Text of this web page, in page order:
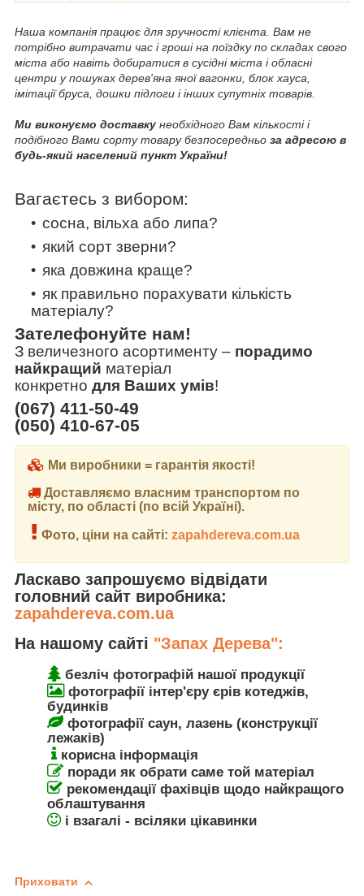
Наша компанія працює для зручності клієнта. Вам не
потрібно витрачати час і гроші на поїздку по складах свого
міста або навіть добиратися в сусідні міста і обласні
центри у пошуках дерев'яна яної вагонки, блок хауса,
імітації бруса, дошки підлоги і інших супутніх товарів.
Ми виконуємо доставку необхідного Вам кількості і
подібного Вами сорту товару безпосередньо за адресою в
будь-який населений пункт України!
Вагаєтесь з вибором:
сосна, вільха або липа?
який сорт зверни?
яка довжина краще?
як правильно порахувати кількість
матеріалу?
Зателефонуйте нам!
З величезного асортименту – порадимо
найкращий матеріал
конкретно для Ваших умів!
(067) 411-50-49
(050) 410-67-05
Ми виробники = гарантія якості!
Доставляємо власним транспортом по
місту, по області (по всій Україні).
Фото, ціни на сайті: zapahdereva.com.ua
Ласкаво запрошуємо відвідати
головний сайт виробника:
zapahdereva.com.ua
На нашому сайті "Запах Дерева":
безліч фотографій нашої продукції
фотографії інтер'єру єрів котеджів,
будинків
фотографії саун, лазень (конструкції
лежаків)
корисна інформація
поради як обрати саме той матеріал
рекомендації фахівців щодо найкращого
облаштування
і взагалі - всіляки цікавинки
Приховати